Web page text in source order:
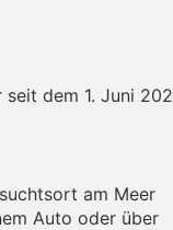
dem 1. Juni
am Meer
Auto oder über